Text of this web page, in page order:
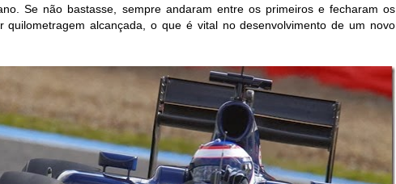
Se não bastasse, sempre andaram entre os primeiros e fecharam os
quilometragem alcançada, o que é vital no desenvolvimento de um novo